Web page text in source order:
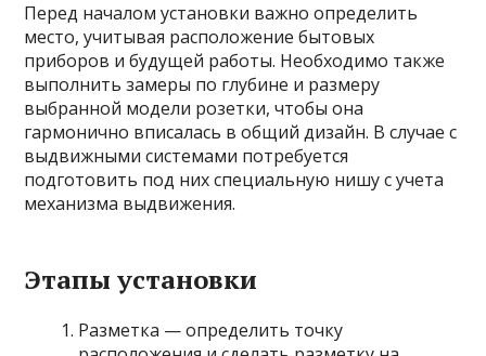
Перед началом установки важно определить
место, учитывая расположение бытовых
приборов и будущей работы. Необходимо также
выполнить замеры по глубине и размеру
выбранной модели розетки, чтобы она
гармонично вписалась в общий дизайн. В случае с
выдвижными системами потребуется
подготовить под них специальную нишу с учета
механизма выдвижения.
Этапы установки
Разметка — определить точку